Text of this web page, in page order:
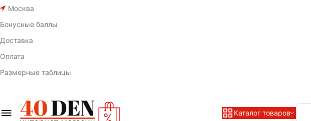
Москва
Бонусные баллы
Доставка
Оплата
Размерные таблицы
Каталог товаров